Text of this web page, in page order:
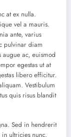
at ex nulla.
vel a mauris.
ante, varius
pulvinar diam
ac, euismod
egestas ut at
libero efficitur.
Vestibulum
quis risus blandit
Sed in hendrerit
ultricies nunc.